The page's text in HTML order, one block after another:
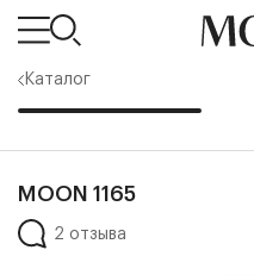
Каталог
MOON 1165
2 отзыва